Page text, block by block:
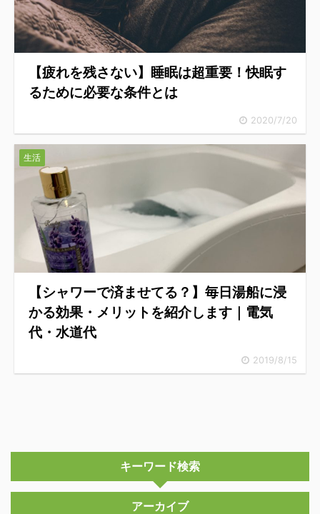
【疲れを残さない】睡眠は超重要！快眠す
るために必要な条件とは
2020/7/20
生活
【シャワーで済ませてる？】毎日湯船に浸
かる効果・メリットを紹介します｜電気
代・水道代
2019/8/15
キーワード検索
アーカイブ